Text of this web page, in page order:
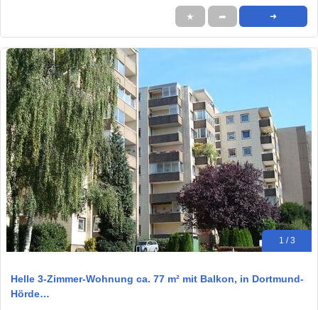
★ ➦ ➜
1 / 3
Helle 3-Zimmer-Wohnung ca. 77 m² mit Balkon, in Dortmund-
Hörde…